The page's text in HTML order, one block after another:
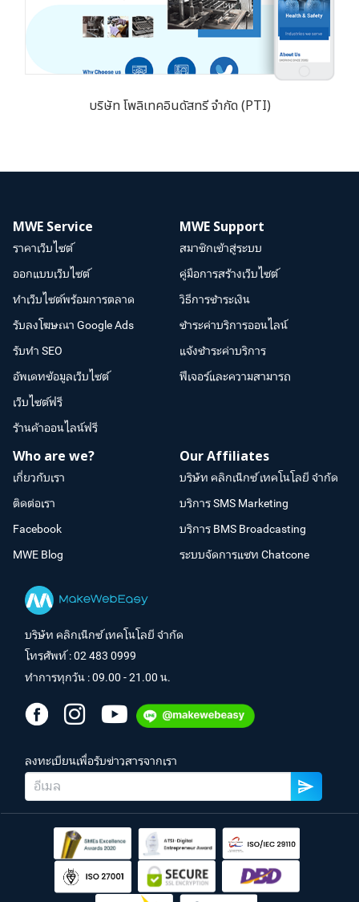
บริษัท โพลิเทคอินดัสทรี จำกัด (PTI)
MWE Service
ราคาเว็บไซต์
ออกแบบเว็บไซต์
ทำเว็บไซต์พร้อมการตลาด
รับลงโฆษณา Google Ads
รับทำ SEO
อัพเดทข้อมูลเว็บไซต์
เว็บไซต์ฟรี
ร้านค้าออนไลน์ฟรี
MWE Support
สมาชิกเข้าสู่ระบบ
คู่มือการสร้างเว็บไซต์
วิธีการชำระเงิน
ชำระค่าบริการออนไลน์
แจ้งชำระค่าบริการ
ฟีเจอร์และความสามารถ
Who are we?
เกี่ยวกับเรา
ติดต่อเรา
Facebook
MWE Blog
Our Affiliates
บริษัท คลิกเน็กซ์ เทคโนโลยี จำกัด
บริการ SMS Marketing
บริการ BMS Broadcasting
ระบบจัดการแชท Chatcone
บริษัท คลิกเน็กซ์ เทคโนโลยี จำกัด
โทรศัพท์ :02 483 0999
ทำการทุกวัน : 09.00 - 21.00 น.
ลงทะเบียนเพื่อรับข่าวสารจากเรา